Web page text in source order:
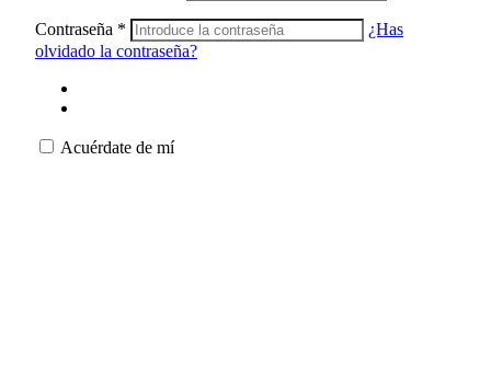
Contraseña *
¿Has
olvidado la contraseña?
Acuérdate de mí